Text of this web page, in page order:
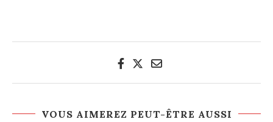
VOUS AIMEREZ PEUT-ÊTRE AUSSI